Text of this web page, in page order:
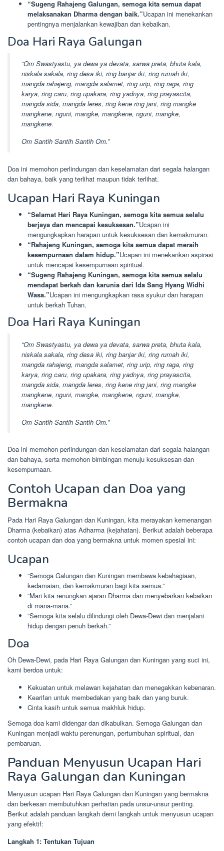
“Sugeng Rahajeng Galungan, semoga kita semua dapat
melaksanakan Dharma dengan baik.”Ucapan ini menekankan
pentingnya menjalankan kewajiban dan kebaikan.
Doa Hari Raya Galungan
“Om Swastyastu, ya dewa ya devata, sarwa preta, bhuta kala,
niskala sakala, ring desa iki, ring banjar iki, ring rumah iki,
mangda rahajeng, mangda salamet, ring urip, ring raga, ring
karya, ring caru, ring upakara, ring yadnya, ring prayascita,
mangda sida, mangda leres, ring kene ring jani, ring mangke
mangkene, nguni, mangke, mangkene, nguni, mangke,
mangkene.
Om Santih Santih Santih Om.”
Doa ini memohon perlindungan dan keselamatan dari segala halangan
dan bahaya, baik yang terlihat maupun tidak terlihat.
Ucapan Hari Raya Kuningan
“Selamat Hari Raya Kuningan, semoga kita semua selalu
berjaya dan mencapai kesuksesan.”Ucapan ini
mengungkapkan harapan untuk kesuksesan dan kemakmuran.
“Rahajeng Kuningan, semoga kita semua dapat meraih
kesempurnaan dalam hidup.”Ucapan ini menekankan aspirasi
untuk mencapai kesempurnaan spiritual.
“Sugeng Rahajeng Kuningan, semoga kita semua selalu
mendapat berkah dan karunia dari Ida Sang Hyang Widhi
Wasa.”Ucapan ini mengungkapkan rasa syukur dan harapan
untuk berkah Tuhan.
Doa Hari Raya Kuningan
“Om Swastyastu, ya dewa ya devata, sarwa preta, bhuta kala,
niskala sakala, ring desa iki, ring banjar iki, ring rumah iki,
mangda rahajeng, mangda salamet, ring urip, ring raga, ring
karya, ring caru, ring upakara, ring yadnya, ring prayascita,
mangda sida, mangda leres, ring kene ring jani, ring mangke
mangkene, nguni, mangke, mangkene, nguni, mangke,
mangkene.
Om Santih Santih Santih Om.”
Doa ini memohon perlindungan dan keselamatan dari segala halangan
dan bahaya, serta memohon bimbingan menuju kesuksesan dan
kesempurnaan.
Contoh Ucapan dan Doa yang
Bermakna
Pada Hari Raya Galungan dan Kuningan, kita merayakan kemenangan
Dharma (kebaikan) atas Adharma (kejahatan). Berikut adalah beberapa
contoh ucapan dan doa yang bermakna untuk momen spesial ini:
Ucapan
“Semoga Galungan dan Kuningan membawa kebahagiaan,
kedamaian, dan kemakmuran bagi kita semua.”
“Mari kita renungkan ajaran Dharma dan menyebarkan kebaikan
di mana-mana.”
“Semoga kita selalu dilindungi oleh Dewa-Dewi dan menjalani
hidup dengan penuh berkah.”
Doa
Oh Dewa-Dewi, pada Hari Raya Galungan dan Kuningan yang suci ini,
kami berdoa untuk:
Kekuatan untuk melawan kejahatan dan menegakkan kebenaran.
Kearifan untuk membedakan yang baik dan yang buruk.
Cinta kasih untuk semua makhluk hidup.
Semoga doa kami didengar dan dikabulkan. Semoga Galungan dan
Kuningan menjadi waktu perenungan, pertumbuhan spiritual, dan
pembaruan.
Panduan Menyusun Ucapan Hari
Raya Galungan dan Kuningan
Menyusun ucapan Hari Raya Galungan dan Kuningan yang bermakna
dan berkesan membutuhkan perhatian pada unsur-unsur penting.
Berikut adalah panduan langkah demi langkah untuk menyusun ucapan
yang efektif:
Langkah 1: Tentukan Tujuan